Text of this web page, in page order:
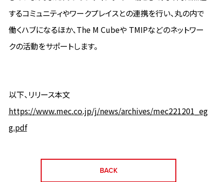
するコミュニティやワークプレイスとの連携を行い、丸の内で
働くハブになるほか、The M Cubeや TMIPなどのネットワー
クの活動をサポートします。
以下、リリース本文
https://www.mec.co.jp/j/news/archives/mec221201_eg
g.pdf
BACK